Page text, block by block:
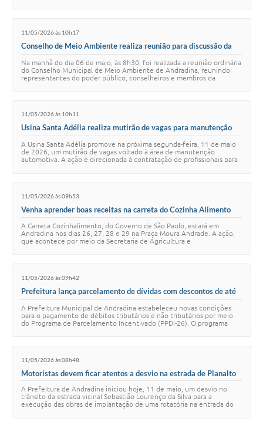
11/05/2026 às 10h17
Conselho de Meio Ambiente realiza reunião para discussão da
Na manhã do dia 06 de maio, às 8h30, foi realizada a reunião ordinária
do Conselho Municipal de Meio Ambiente de Andradina, reunindo
representantes do poder público, conselheiros e membros da
11/05/2026 às 10h11
Usina Santa Adélia realiza mutirão de vagas para manutenção
A Usina Santa Adélia promove na próxima segunda-feira, 11 de maio
de 2026, um mutirão de vagas voltado à área de manutenção
automotiva. A ação é direcionada à contratação de profissionais para
11/05/2026 às 09h53
Venha aprender boas receitas na carreta do Cozinha Alimento
A Carreta Cozinhalimento, do Governo de São Paulo, estará em
Andradina nos dias 26, 27, 28 e 29 na Praça Moura Andrade. A ação,
que acontece por meio da Secretaria de Agricultura e
11/05/2026 às 09h42
Prefeitura lança parcelamento de dívidas com descontos de até
A Prefeitura Municipal de Andradina estabeleceu novas condições
para o pagamento de débitos tributários e não tributários por meio
do Programa de Parcelamento Incentivado (PPDI-26). O programa
11/05/2026 às 08h48
Motoristas devem ficar atentos a desvio na estrada de Planalto
A Prefeitura de Andradina iniciou hoje, 11 de maio, um desvio no
trânsito da estrada vicinal Sebastião Lourenço da Silva para a
execução das obras de implantação de uma rotatória na entrada do